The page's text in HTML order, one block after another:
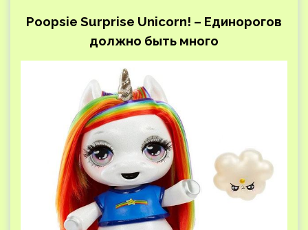
Poopsie Surprise Unicorn! – Единорогов
должно быть много